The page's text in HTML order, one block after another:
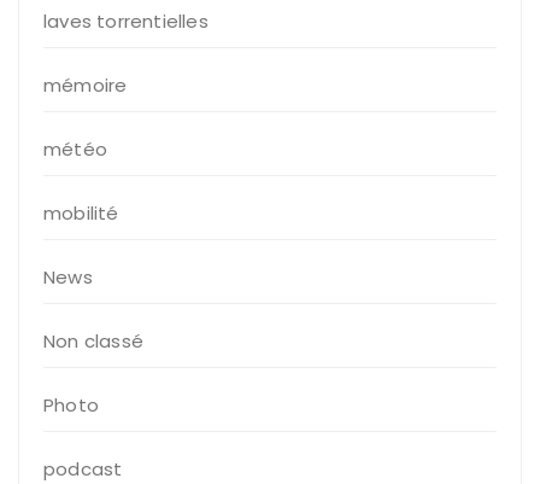
laves torrentielles
mémoire
météo
mobilité
News
Non classé
Photo
podcast